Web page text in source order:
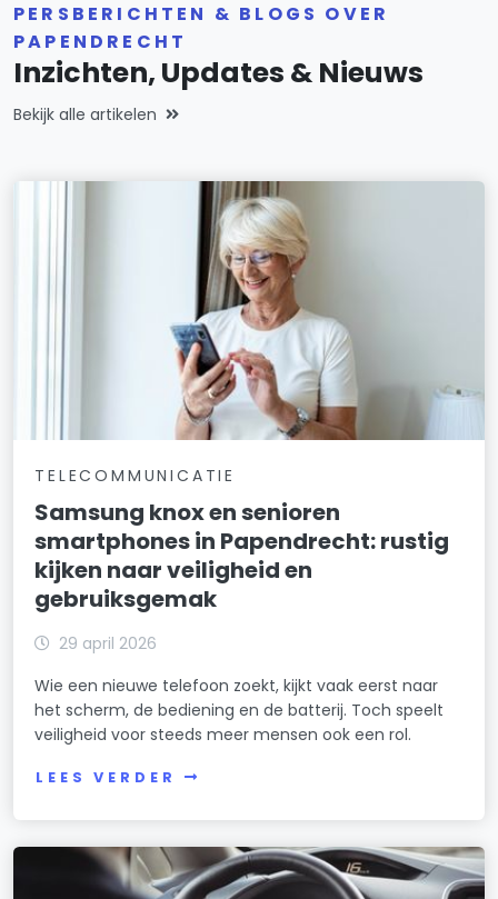
PERSBERICHTEN & BLOGS OVER
PAPENDRECHT
Inzichten, Updates & Nieuws
Bekijk alle artikelen
TELECOMMUNICATIE
Samsung knox en senioren
smartphones in Papendrecht: rustig
kijken naar veiligheid en
gebruiksgemak
29 april 2026
Wie een nieuwe telefoon zoekt, kijkt vaak eerst naar
het scherm, de bediening en de batterij. Toch speelt
veiligheid voor steeds meer mensen ook een rol.
LEES VERDER